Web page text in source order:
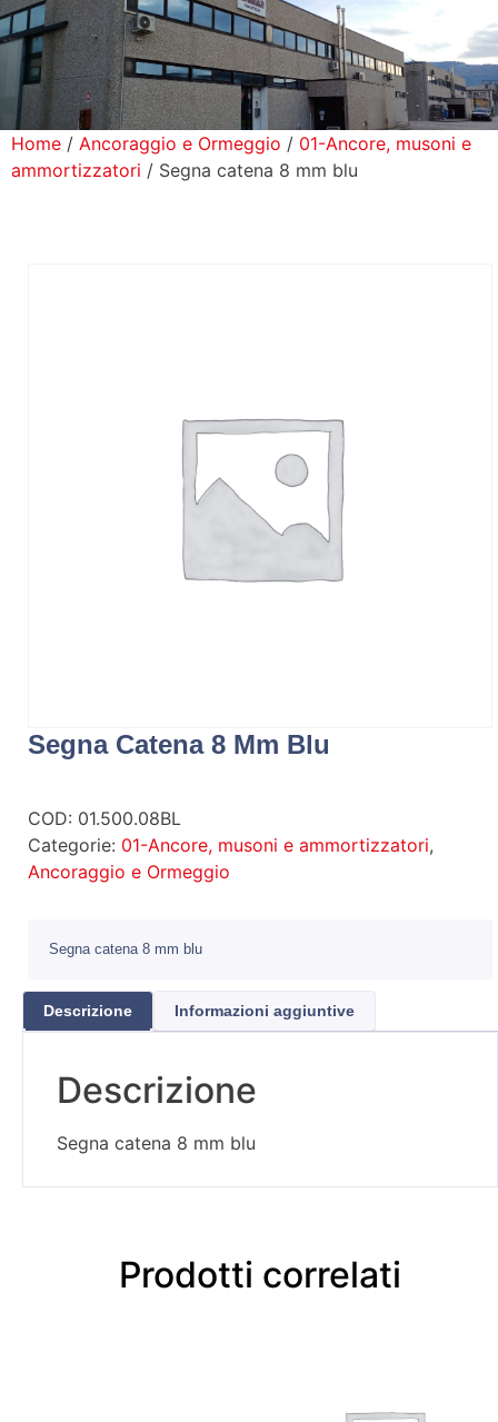
Prodotti
Home / Ancoraggio e Ormeggio / 01-Ancore, musoni e
ammortizzatori / Segna catena 8 mm blu
Segna Catena 8 Mm Blu
COD: 01.500.08BL
Categorie: 01-Ancore, musoni e ammortizzatori,
Ancoraggio e Ormeggio
Segna catena 8 mm blu
Descrizione Informazioni aggiuntive
Descrizione
Segna catena 8 mm blu
Prodotti correlati